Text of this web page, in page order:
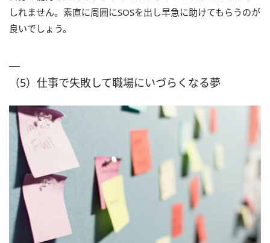
しれません。素直に周囲にSOSを出し早急に助けてもらうのが
良いでしょう。
（5）仕事で失敗して職場にいづらくなる夢